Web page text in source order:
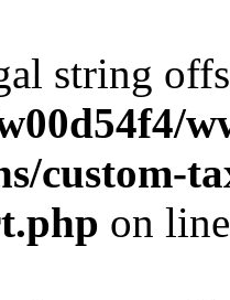
string
custom-
on